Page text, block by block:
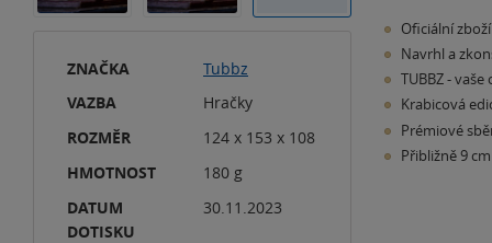
ZNAČKA
Tubbz
VAZBA
Hračky
ROZMĚR
124 x 153 x 108
HMOTNOST
180 g
DATUM
DOTISKU
30.11.2023
Oficiální
Navrhl a
TUBBZ -
Krabicová
Prémiové
Přibližně 9